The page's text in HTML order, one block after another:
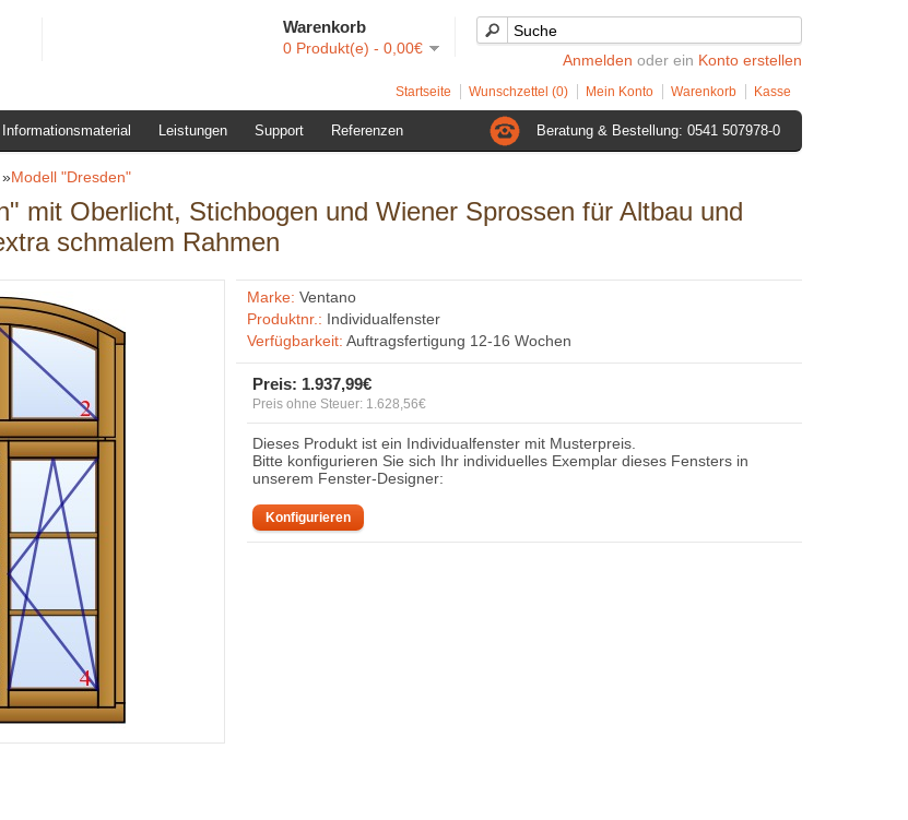
Warenkorb
0 Produkt(e) - 0,00€
Anmelden oder ein Konto erstellen
Startseite Wunschzettel (0) Mein Konto Warenkorb Kasse
Informationsmaterial Leistungen Support Referenzen Beratung & Bestellung: 0541 507978-0
»Modell "Dresden"
mit Oberlicht, Stichbogen und Wiener Sprossen für Altbau und
schmalem Rahmen
Marke: Ventano
Produktnr.: Individualfenster
Verfügbarkeit: Auftragsfertigung 12-16 Wochen
Preis: 1.937,99€
Preis ohne Steuer: 1.628,56€
Dieses Produkt ist ein Individualfenster mit Musterpreis.
Bitte konfigurieren Sie sich Ihr individuelles Exemplar dieses Fensters in
unserem Fenster-Designer: